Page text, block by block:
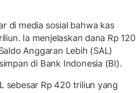
di media sosial bahwa kas
Ia menjelaskan dana Rp 120
Anggaran Lebih (SAL)
di Bank Indonesia (BI).
sebesar Rp 420 triliun yang